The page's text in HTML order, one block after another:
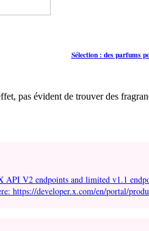
Sélection : des parfums
pas évident de trouver des
API V2 endpoints and limited v1.1
https://developer.x.com/en/portal/